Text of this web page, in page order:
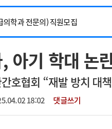
처분 판례
소개 법적고지
의학과 전문의) 직원모집
의(레지던트1년차) 모집
기 인턴 모집
학과 임기제 임상의사 채용
아기 학대 논
호협회 “재발 방치 대
18:02 댓글쓰기